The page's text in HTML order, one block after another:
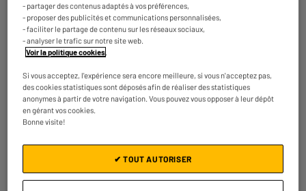
Il s’agit d’une technologie permettant la connexion sans
fil de plusieurs appareils (PC fixe ou
smartphone,tablette
radioélectriques.
Comment accéder au wifi avec une
tablette ?
- partager des contenus adaptés à vos préférences,
- proposer des publicités et communications personnalisées,
- faciliter le partage de contenu sur les réseaux sociaux,
- analyser le trafic sur notre site web.
Voir la politique cookies.
Si vous acceptez, l'expérience sera encore meilleure, si vous n'acceptez pas,
des cookies statistiques sont déposés afin de réaliser des statistiques
anonymes à partir de votre navigation. Vous pouvez vous opposer à leur dépôt
en gérant vos cookies.
Bonne visite!
✔ TOUT AUTORISER